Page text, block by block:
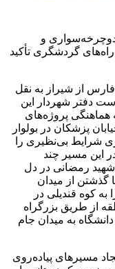
دوچرخه‌سواری و
گردشگری تأکید
از شیراز به نقل
دفتر شهردار این
پروژه‌های
پزشکان در بولوار
شرایط بی‌نظیری را
این مسیر چند
شهید رمضانی در دل
گذشتن از میدان
کوه قندیلی در
از طریق بزرگراه
به میدان جام
مسیرهای پیاده‌روی